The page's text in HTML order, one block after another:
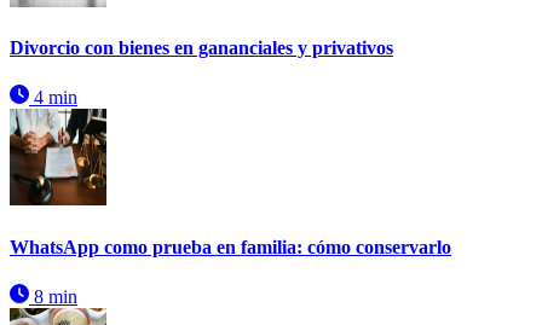
Divorcio con bienes en gananciales y privativos
4 min
WhatsApp como prueba en familia: cómo conservarlo
8 min